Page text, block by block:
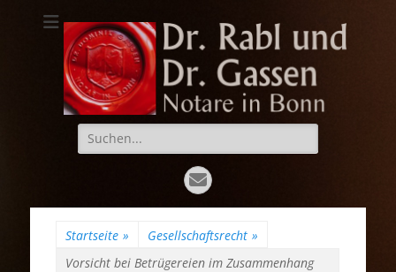
Dr. Rabl und Dr.
Gassen
Notare in Bonn
Suche
nach:
E-
Mail
Startseite » Gesellschaftsrecht »
Vorsicht bei Betrügereien im Zusammenhang